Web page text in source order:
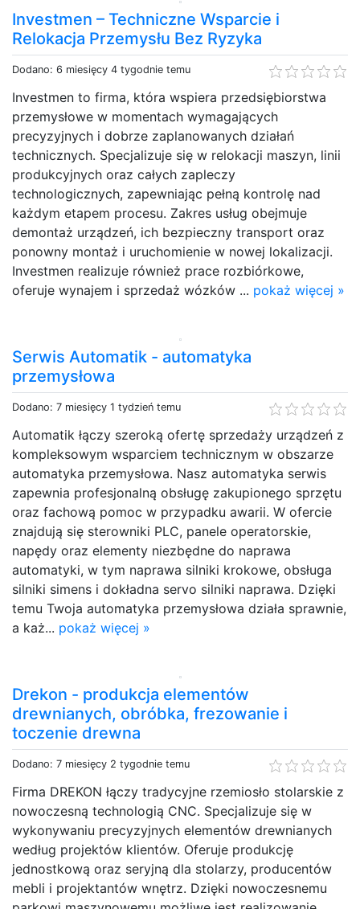
Investmen – Techniczne Wsparcie i
Relokacja Przemysłu Bez Ryzyka
Dodano: 6 miesięcy 4 tygodnie temu
Investmen to firma, która wspiera przedsiębiorstwa
przemysłowe w momentach wymagających
precyzyjnych i dobrze zaplanowanych działań
technicznych. Specjalizuje się w relokacji maszyn, linii
produkcyjnych oraz całych zapleczy
technologicznych, zapewniając pełną kontrolę nad
każdym etapem procesu. Zakres usług obejmuje
demontaż urządzeń, ich bezpieczny transport oraz
ponowny montaż i uruchomienie w nowej lokalizacji.
Investmen realizuje również prace rozbiórkowe,
oferuje wynajem i sprzedaż wózków ... pokaż więcej »
Serwis Automatik - automatyka
przemysłowa
Dodano: 7 miesięcy 1 tydzień temu
Automatik łączy szeroką ofertę sprzedaży urządzeń z
kompleksowym wsparciem technicznym w obszarze
automatyka przemysłowa. Nasz automatyka serwis
zapewnia profesjonalną obsługę zakupionego sprzętu
oraz fachową pomoc w przypadku awarii. W ofercie
znajdują się sterowniki PLC, panele operatorskie,
napędy oraz elementy niezbędne do naprawa
automatyki, w tym naprawa silniki krokowe, obsługa
silniki simens i dokładna servo silniki naprawa. Dzięki
temu Twoja automatyka przemysłowa działa sprawnie,
a każ... pokaż więcej »
Drekon - produkcja elementów
drewnianych, obróbka, frezowanie i
toczenie drewna
Dodano: 7 miesięcy 2 tygodnie temu
Firma DREKON łączy tradycyjne rzemiosło stolarskie z
nowoczesną technologią CNC. Specjalizuje się w
wykonywaniu precyzyjnych elementów drewnianych
według projektów klientów. Oferuje produkcję
jednostkową oraz seryjną dla stolarzy, producentów
mebli i projektantów wnętrz. Dzięki nowoczesnemu